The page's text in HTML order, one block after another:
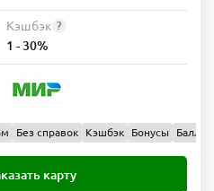
Кэшбэк ?
1 - 30%
Без справок Кэшбэк Бонусы Баллы
карту